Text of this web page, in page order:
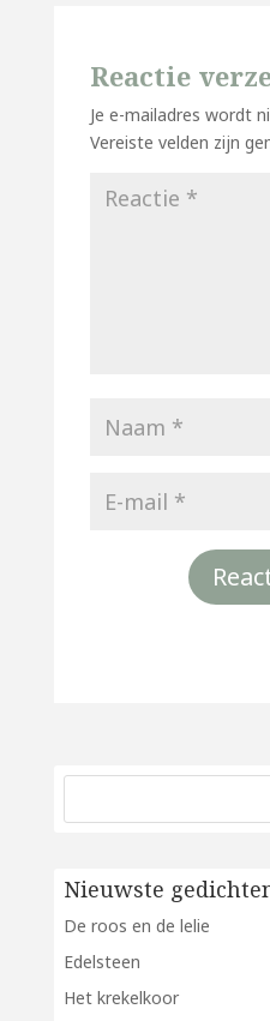
Reactie
Je e-mailadres wordt
Vereiste velden zijn
Nieuwste
De roos en de lelie
Edelsteen
Het krekelkoor